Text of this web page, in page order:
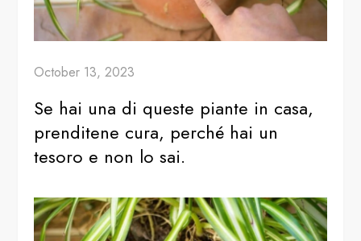
October 13, 2023
Se hai una di queste piante in casa,
prenditene cura, perché hai un
tesoro e non lo sai.